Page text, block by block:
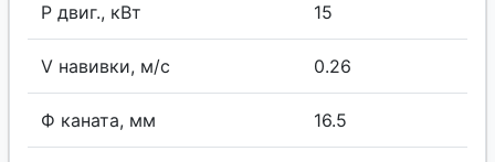
P двиг., кВт 15
V навивки, м/с 0.26
Ф каната, мм 16.5